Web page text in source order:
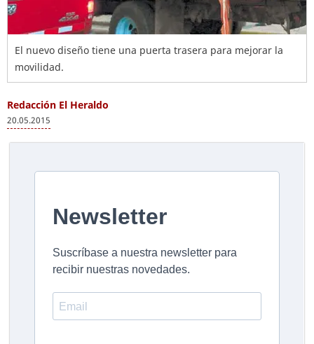
El nuevo diseño tiene una puerta trasera para mejorar la
movilidad.
Redacción El Heraldo
20.05.2015